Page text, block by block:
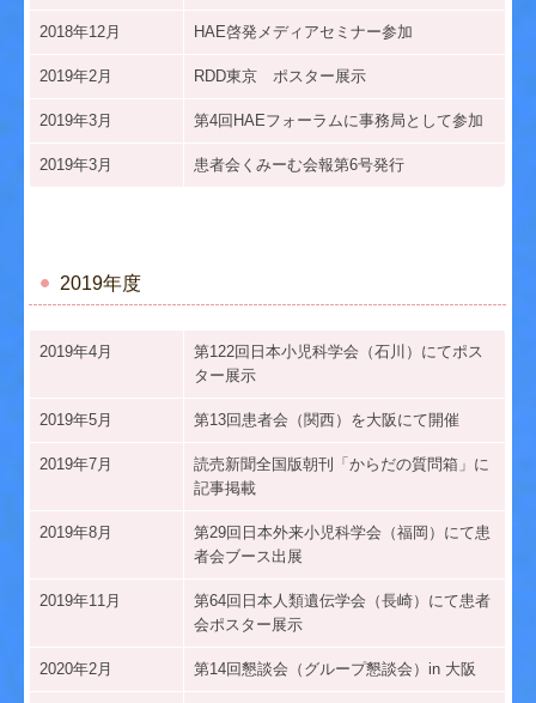
2018年12月 HAE啓発メディアセミナー参加
2019年2月 RDD東京 ポスター展示
2019年3月 第4回HAEフォーラムに事務局として参加
2019年3月 患者会くみーむ会報第6号発行
2019年度
2019年4月
第122回日本小児科学会（石川）にてポス
ター展示
2019年5月 第13回患者会（関西）を大阪にて開催
2019年7月
読売新聞全国版朝刊「からだの質問箱」に
記事掲載
2019年8月
第29回日本外来小児科学会（福岡）にて患
者会ブース出展
2019年11月
第64回日本人類遺伝学会（長崎）にて患者
会ポスター展示
2020年2月 第14回懇談会（グループ懇談会）in 大阪